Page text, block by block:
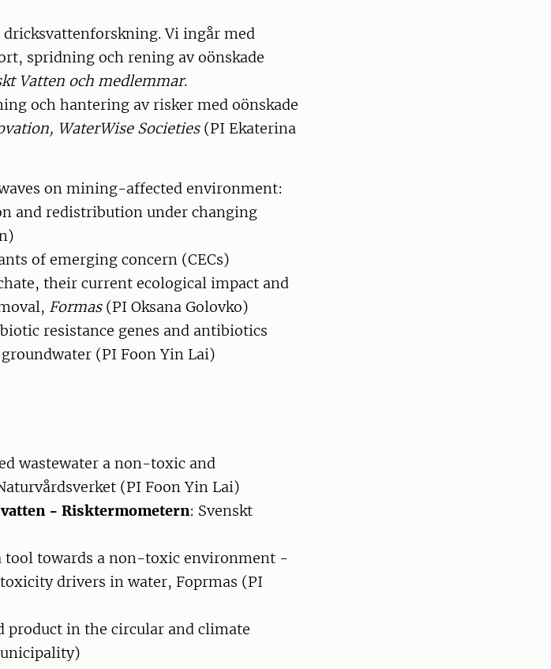
Vi ingår med
spridning och rening av oönskade
Vatten och medlemmar.
och hantering av risker med oönskade
WaterWise Societies (PI Ekaterina
on mining-affected environment:
and redistribution under changing
of emerging concern (CECs)
their current ecological impact and
Formas(PI Oksana Golovko)
resistance genes and antibiotics
(PI Foon Yin Lai)
wastewater a non-toxic and
(PI Foon Yin Lai)
- Risktermometern: Svenskt
tool towards a non-toxic environment -
drivers in water, Foprmas (PI
product in the circular and climate